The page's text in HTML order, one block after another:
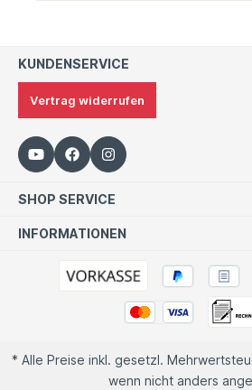
KUNDENSERVICE
Vertrag widerrufen
SHOP SERVICE
INFORMATIONEN
* Alle Preise inkl. gesetzl.
wenn nicht anders